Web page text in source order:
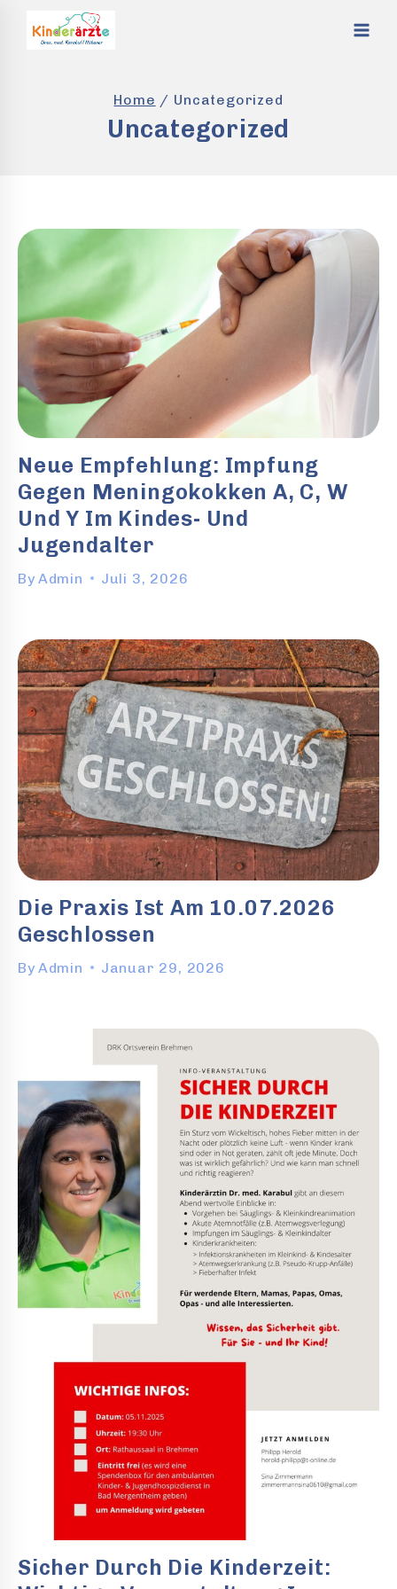
Home / Uncategorized
Uncategorized
Neue Empfehlung: Impfung
Gegen Meningokokken A, C, W
Und Y Im Kindes- Und
Jugendalter
By Admin Juli 3, 2026
Die Praxis Ist Am 10.07.2026
Geschlossen
By Admin Januar 29, 2026
Sicher Durch Die Kinderzeit: